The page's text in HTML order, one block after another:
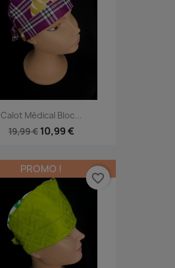
Calot Médical Bloc...
19,99 € 10,99 €
PROMO !
favorite_border